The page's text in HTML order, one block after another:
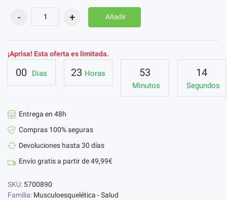
Añadir
¡Aprisa! Esta oferta es limitada.
00 Dias 23 Horas 53
Minutos
13
Segundos
Entrega en 48h
Compras 100% seguras
Devoluciones hasta 30 días
Envío gratis a partir de 49,99€
SKU: 5700890
Familia: Musculoesquelética - Salud